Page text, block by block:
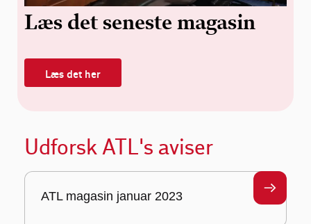
Læs det seneste magasin
Læs det her
Udforsk ATL's aviser
ATL magasin januar 2023